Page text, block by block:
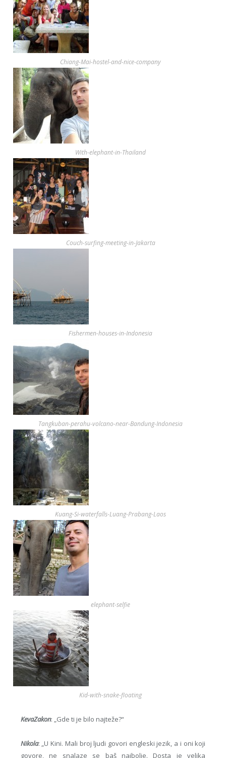
Chiang-Mai-hostel-and-nice-company
With-elephant-in-Thailand
Couch-surfing-meeting-in-Jakarta
Fishermen-houses-in-Indonesia
Tangkuban-perahu-volcano-near-Bandung-Indonesia
Kuang-Si-waterfalls-Luang-Prabang-Laos
elephant-selfie
Kid-with-snake-floating
KevaZakon: „Gde ti je bilo najteže?“
Nikola: „U Kini. Mali broj ljudi govori engleski jezik, a i oni koji
govore, ne snalaze se baš najbolje. Dosta je velika